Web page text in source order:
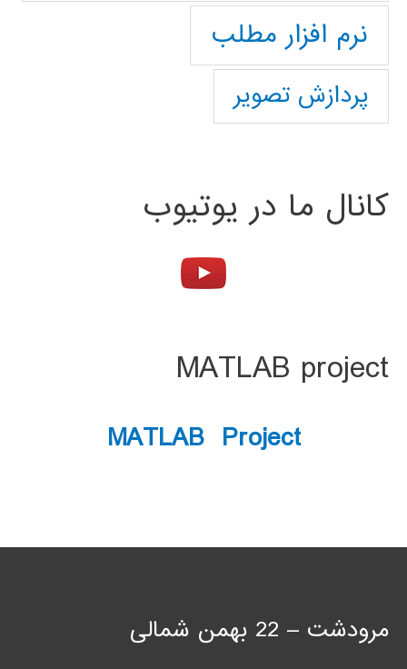
نرم افزار مطلب
پردازش تصویر
کانال ما در یوتیوب
MATLAB project
MATLAB Project
مرودشت – 22 بهمن شمالی